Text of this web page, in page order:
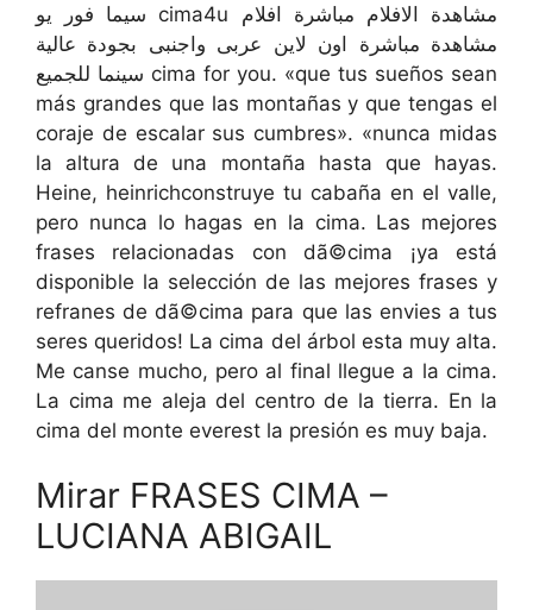
سيما فور يو cima4u مشاهدة الافلام مباشرة افلام
مشاهدة مباشرة اون لاين عربى واجنبى بجودة عالية
سينما للجميع cima for you. «que tus sueños sean
más grandes que las montañas y que tengas el
coraje de escalar sus cumbres». «nunca midas
la altura de una montaña hasta que hayas.
Heine, heinrichconstruye tu cabaña en el valle,
pero nunca lo hagas en la cima. Las mejores
frases relacionadas con dã©cima ¡ya está
disponible la selección de las mejores frases y
refranes de dã©cima para que las envies a tus
seres queridos! La cima del árbol esta muy alta.
Me canse mucho, pero al final llegue a la cima.
La cima me aleja del centro de la tierra. En la
cima del monte everest la presión es muy baja.
Mirar FRASES CIMA –
LUCIANA ABIGAIL